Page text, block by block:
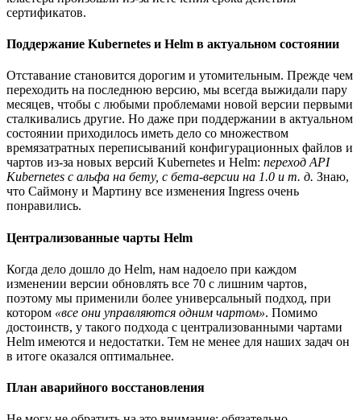
сертификатов.
Поддержание Kubernetes и Helm в актуальном состоянии
Отставание становится дорогим и утомительным. Прежде чем
переходить на последнюю версию, мы всегда выжидали пару
месяцев, чтобы с любыми проблемами новой версии первыми
сталкивались другие. Но даже при поддержании в актуальном
состоянии приходилось иметь дело со множеством
времязатратных переписываний конфигурационных файлов и
чартов из-за новых версий Kubernetes и Helm: переход API
Kubernetes с альфа на бету, с бета-версии на 1.0 и т. д. Знаю,
что Саймону и Мартину все изменения Ingress очень
понравились.
Централизованные чарты Helm
Когда дело дошло до Helm, нам надоело при каждом
изменении версии обновлять все 70 с лишним чартов,
поэтому мы применили более универсальный подход, при
котором «все они управляются одним чартом». Помимо
достоинств, у такого подхода с централизованными чартами
Helm имеются и недостатки. Тем не менее для наших задач он
в итоге оказался оптимальнее.
План аварийного восстановления